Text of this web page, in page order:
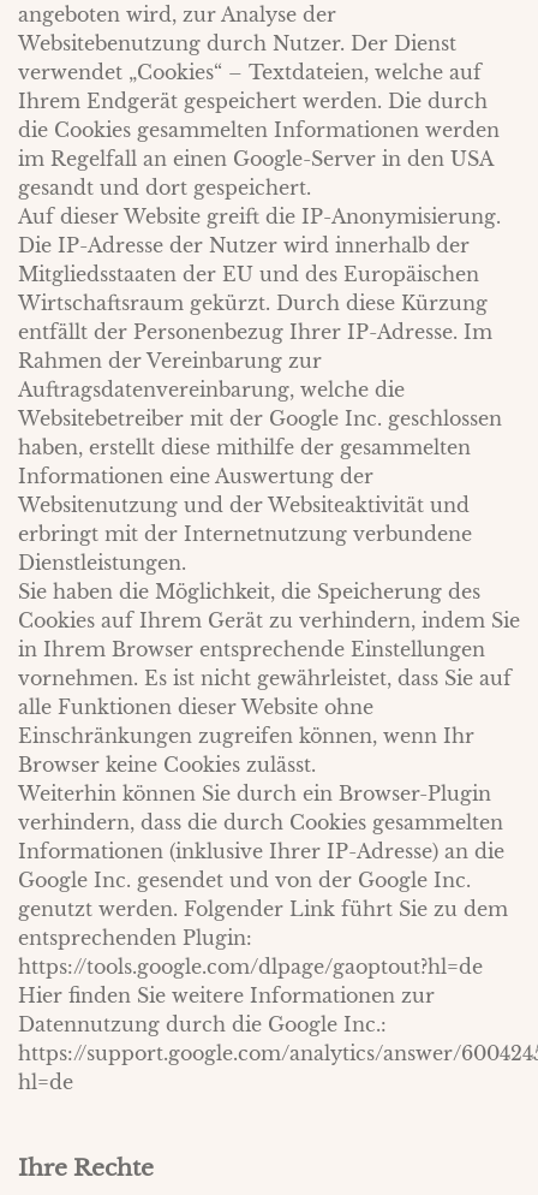
angeboten wird, zur Analyse der
Websitebenutzung durch Nutzer. Der Dienst
verwendet „Cookies“ – Textdateien, welche auf
Ihrem Endgerät gespeichert werden. Die durch
die Cookies gesammelten Informationen werden
im Regelfall an einen Google-Server in den USA
gesandt und dort gespeichert.
Auf dieser Website greift die IP-Anonymisierung.
Die IP-Adresse der Nutzer wird innerhalb der
Mitgliedsstaaten der EU und des Europäischen
Wirtschaftsraum gekürzt. Durch diese Kürzung
entfällt der Personenbezug Ihrer IP-Adresse. Im
Rahmen der Vereinbarung zur
Auftragsdatenvereinbarung, welche die
Websitebetreiber mit der Google Inc. geschlossen
haben, erstellt diese mithilfe der gesammelten
Informationen eine Auswertung der
Websitenutzung und der Websiteaktivität und
erbringt mit der Internetnutzung verbundene
Dienstleistungen.
Sie haben die Möglichkeit, die Speicherung des
Cookies auf Ihrem Gerät zu verhindern, indem Sie
in Ihrem Browser entsprechende Einstellungen
vornehmen. Es ist nicht gewährleistet, dass Sie auf
alle Funktionen dieser Website ohne
Einschränkungen zugreifen können, wenn Ihr
Browser keine Cookies zulässt.
Weiterhin können Sie durch ein Browser-Plugin
verhindern, dass die durch Cookies gesammelten
Informationen (inklusive Ihrer IP-Adresse) an die
Google Inc. gesendet und von der Google Inc.
genutzt werden. Folgender Link führt Sie zu dem
entsprechenden Plugin:
https://tools.google.com/dlpage/gaoptout?hl=de
Hier finden Sie weitere Informationen zur
Datennutzung durch die Google Inc.:
https://support.google.com/analytics/answer/
hl=de
Ihre Rechte